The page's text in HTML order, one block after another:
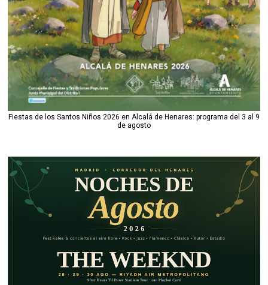
Fiestas de los Santos Niños 2026 en Alcalá de Henares: programa del 3 al 9
de agosto